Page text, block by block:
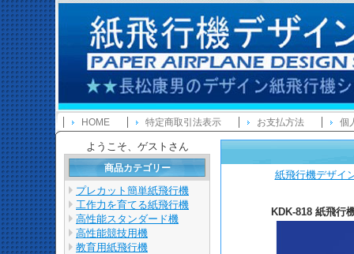
HOME 特定商取引法表示 お支払方法 個
ようこそ、ゲストさん
商品カテゴリー
プレカット簡単紙飛行機
工作力を育てる紙飛行機
高性能スタンダード機
高性能競技用機
教育用紙飛行機
紙飛行機デザイ
KDK-818 紙飛行